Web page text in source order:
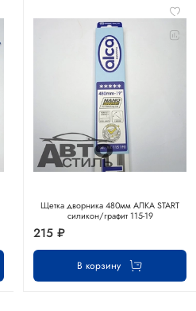
Щетка дворника 480мм АЛКА START
силикон/графит 115-19
215 ₽
В корзину